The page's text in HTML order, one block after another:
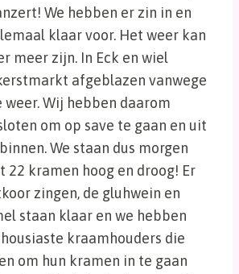
We hebben er zin in en
klaar voor. Het weer kan
meer zijn. In Eck en wiel
afgeblazen vanwege
Wij hebben daarom
om op save te gaan en uit
We staan dus morgen
22 kramen hoog en droog! Er
zingen, de gluhwein en
staan klaar en we hebben
kraamhouders die
om hun kramen in te gaan